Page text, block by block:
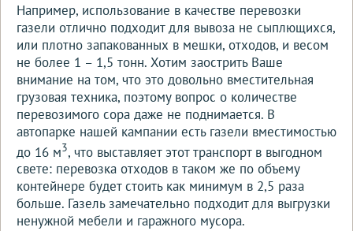
Например, использование в качестве перевозки
газели отлично подходит для вывоза не сыплющихся,
или плотно запакованных в мешки, отходов, и весом
не более 1 – 1,5 тонн. Хотим заострить Ваше
внимание на том, что это довольно вместительная
грузовая техника, поэтому вопрос о количестве
перевозимого сора даже не поднимается. В
автопарке нашей кампании есть газели вместимостью
до 16 м3, что выставляет этот транспорт в выгодном
свете: перевозка отходов в таком же по объему
контейнере будет стоить как минимум в 2,5 раза
больше. Газель замечательно подходит для выгрузки
ненужной мебели и гаражного мусора.